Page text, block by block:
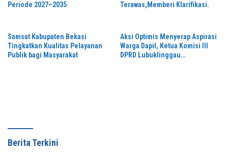
Periode 2027–2035
Terawas,Memberi Klarifikasi.
Samsat Kabupaten Bekasi
Tingkatkan Kualitas Pelayanan
Publik bagi Masyarakat
Aksi Optimis Menyerap Aspirasi
Warga Dapil, Ketua Komisi III
DPRD Lubuklinggau
Berita Terkini